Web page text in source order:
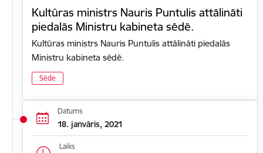
Kultūras ministrs Nauris Puntulis attālināti
piedalās Ministru kabineta sēdē.
Kultūras ministrs Nauris Puntulis attālināti piedalās
Ministru kabineta sēdē.
Sēde
Datums
18. janvāris, 2021
Laiks